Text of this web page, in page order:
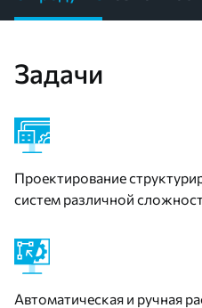
Задачи
Проектирование
систем различной
Автоматическая и ручная